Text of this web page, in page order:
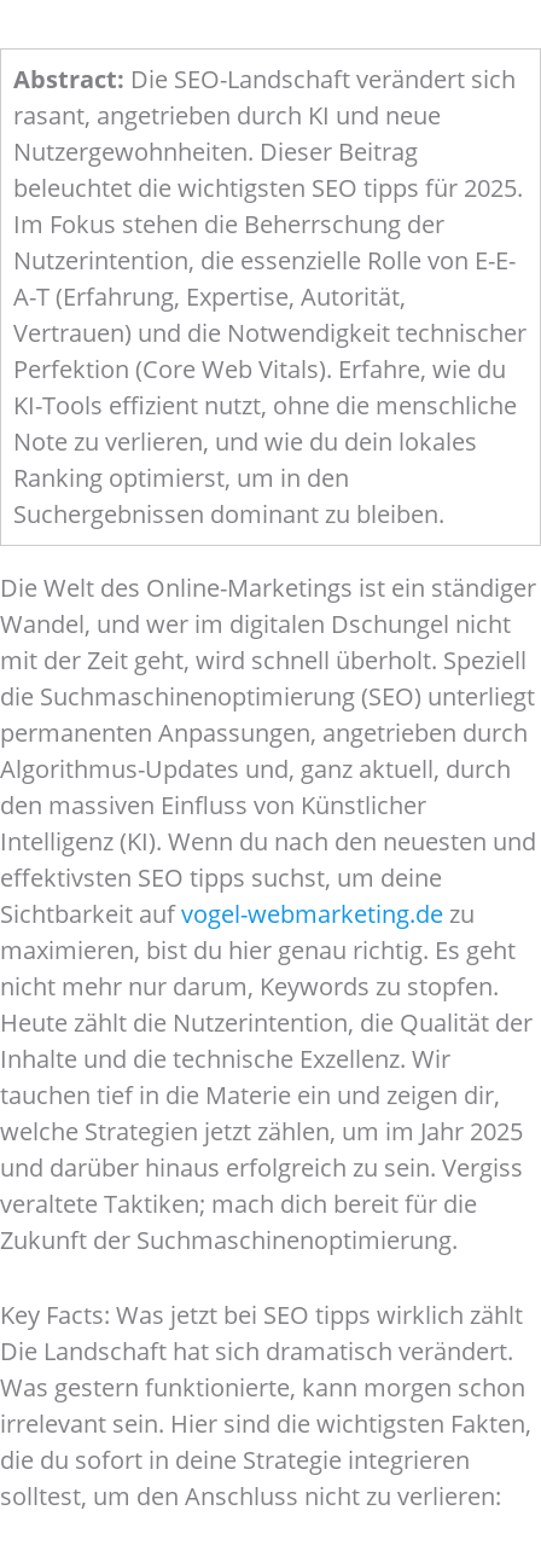
Abstract: Die SEO-Landschaft verändert sich
rasant, angetrieben durch KI und neue
Nutzergewohnheiten. Dieser Beitrag
beleuchtet die wichtigsten SEO tipps für 2025.
Im Fokus stehen die Beherrschung der
Nutzerintention, die essenzielle Rolle von E-E-
A-T (Erfahrung, Expertise, Autorität,
Vertrauen) und die Notwendigkeit technischer
Perfektion (Core Web Vitals). Erfahre, wie du
KI-Tools effizient nutzt, ohne die menschliche
Note zu verlieren, und wie du dein lokales
Ranking optimierst, um in den
Suchergebnissen dominant zu bleiben.
Die Welt des Online-Marketings ist ein ständiger
Wandel, und wer im digitalen Dschungel nicht
mit der Zeit geht, wird schnell überholt. Speziell
die Suchmaschinenoptimierung (SEO) unterliegt
permanenten Anpassungen, angetrieben durch
Algorithmus-Updates und, ganz aktuell, durch
den massiven Einfluss von Künstlicher
Intelligenz (KI). Wenn du nach den neuesten und
effektivsten SEO tipps suchst, um deine
Sichtbarkeit aufvogel-webmarketing.dezu
maximieren, bist du hier genau richtig. Es geht
nicht mehr nur darum, Keywords zu stopfen.
Heute zählt die Nutzerintention, die Qualität der
Inhalte und die technische Exzellenz. Wir
tauchen tief in die Materie ein und zeigen dir,
welche Strategien jetzt zählen, um im Jahr 2025
und darüber hinaus erfolgreich zu sein. Vergiss
veraltete Taktiken; mach dich bereit für die
Zukunft der Suchmaschinenoptimierung.
Key Facts: Was jetzt bei SEO tipps wirklich zählt
Die Landschaft hat sich dramatisch verändert.
Was gestern funktionierte, kann morgen schon
irrelevant sein. Hier sind die wichtigsten Fakten,
die du sofort in deine Strategie integrieren
solltest, um den Anschluss nicht zu verlieren: